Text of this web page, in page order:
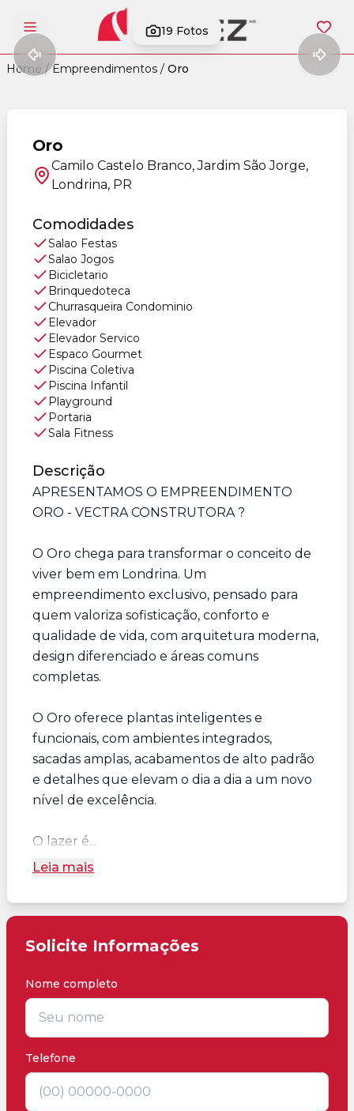
Abrir menu 19 Fotos
Home / Empreendimentos / Oro
Oro
Camilo Castelo Branco, Jardim São Jorge,
Londrina, PR
Comodidades
Salao Festas
Salao Jogos
Bicicletario
Brinquedoteca
Churrasqueira Condominio
Elevador
Elevador Servico
Espaco Gourmet
Piscina Coletiva
Piscina Infantil
Playground
Portaria
Sala Fitness
Descrição
APRESENTAMOS O EMPREENDIMENTO
ORO - VECTRA CONSTRUTORA ?
O Oro chega para transformar o conceito de
viver bem em Londrina. Um
empreendimento exclusivo, pensado para
quem valoriza sofisticação, conforto e
qualidade de vida, com arquitetura moderna,
design diferenciado e áreas comuns
completas.
O Oro oferece plantas inteligentes e
funcionais, com ambientes integrados,
sacadas amplas, acabamentos de alto padrão
e detalhes que elevam o dia a dia a um novo
nível de excelência.
O lazer é...
Leia mais
Solicite Informações
Nome completo
Telefone